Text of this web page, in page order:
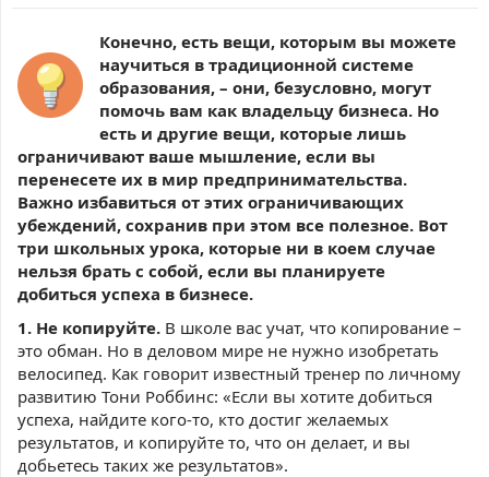
Конечно, есть вещи, которым вы можете
научиться в традиционной системе
образования, – они, безусловно, могут
помочь вам как владельцу бизнеса. Но
есть и другие вещи, которые лишь
ограничивают ваше мышление, если вы
перенесете их в мир предпринимательства.
Важно избавиться от этих ограничивающих
убеждений, сохранив при этом все полезное. Вот
три школьных урока, которые ни в коем случае
нельзя брать с собой, если вы планируете
добиться успеха в бизнесе.
1. Не копируйте. В школе вас учат, что копирование –
это обман. Но в деловом мире не нужно изобретать
велосипед. Как говорит известный тренер по личному
развитию Тони Роббинс: «Если вы хотите добиться
успеха, найдите кого-то, кто достиг желаемых
результатов, и копируйте то, что он делает, и вы
добьетесь таких же результатов».